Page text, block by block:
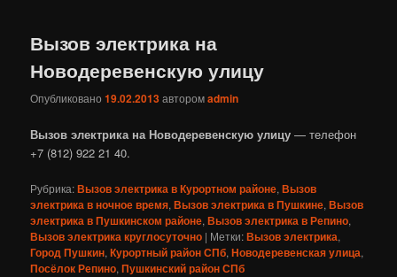
Вызов электрика на
Новодеревенскую улицу
Опубликовано19.02.2013авторомadmin
Вызов электрика на Новодеревенскую улицу — телефон
+7 (812) 922 21 40.
Рубрика:Вызов электрика в Курортном районе,Вызов
электрика в ночное время,Вызов электрика в Пушкине,Вызов
электрика в Пушкинском районе,Вызов электрика в Репино,
Вызов электрика круглосуточно | Метки:Вызов электрика,
Город Пушкин,Курортный район СПб,Новодеревенская улица,
Посёлок Репино,Пушкинский район СПб